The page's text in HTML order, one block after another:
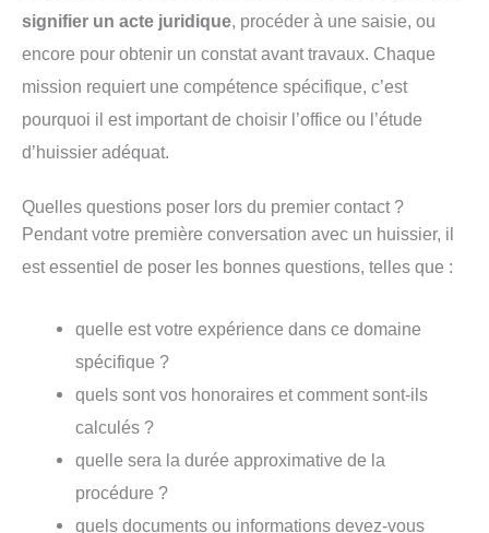
signifier un acte juridique, procéder à une saisie, ou
encore pour obtenir un constat avant travaux. Chaque
mission requiert une compétence spécifique, c’est
pourquoi il est important de choisir l’office ou l’étude
d’huissier adéquat.
Quelles questions poser lors du premier contact ?
Pendant votre première conversation avec un huissier, il
est essentiel de poser les bonnes questions, telles que :
quelle est votre expérience dans ce domaine
spécifique ?
quels sont vos honoraires et comment sont-ils
calculés ?
quelle sera la durée approximative de la
procédure ?
quels documents ou informations devez-vous